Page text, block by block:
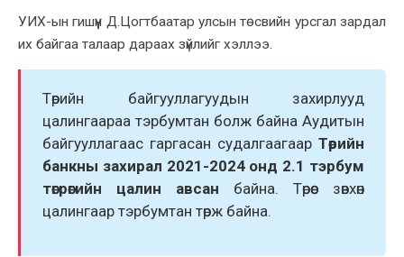
УИХ-ын гишүүн Д.Цогтбаатар улсын төсвийн урсгал зардал
их байгаа талаар дараах зүйлийг хэллээ.
Төрийн байгууллагуудын заxирлууд
цалингаараа тэрбумтан болж байна Аудитын
байгууллагаас гаргасан судалгаагаар Төрийн
банкны захирал 2021-2024 онд 2.1 тэрбум
төгрөгийн цалин авсан байна. Төрөөс зөвхөн
цалингаар тэрбумтан төрж байна.